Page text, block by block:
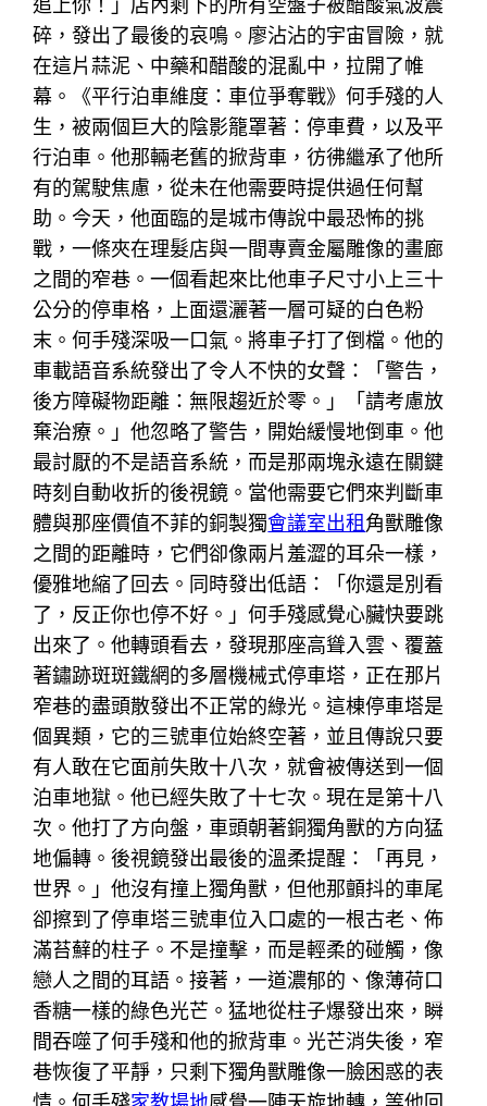
追上你！」店內剩下的所有空盤子被醋酸氣波震
碎，發出了最後的哀鳴。廖沾沾的宇宙冒險，就
在這片蒜泥、中藥和醋酸的混亂中，拉開了帷
幕。《平行泊車維度：車位爭奪戰》何手殘的人
生，被兩個巨大的陰影籠罩著：停車費，以及平
行泊車。他那輛老舊的掀背車，彷彿繼承了他所
有的駕駛焦慮，從未在他需要時提供過任何幫
助。今天，他面臨的是城市傳說中最恐怖的挑
戰，一條夾在理髮店與一間專賣金屬雕像的畫廊
之間的窄巷。一個看起來比他車子尺寸小上三十
公分的停車格，上面還灑著一層可疑的白色粉
末。何手殘深吸一口氣。將車子打了倒檔。他的
車載語音系統發出了令人不快的女聲：「警告，
後方障礙物距離：無限趨近於零。」「請考慮放
棄治療。」他忽略了警告，開始緩慢地倒車。他
最討厭的不是語音系統，而是那兩塊永遠在關鍵
時刻自動收折的後視鏡。當他需要它們來判斷車
體與那座價值不菲的銅製獨會議室出租角獸雕像
之間的距離時，它們卻像兩片羞澀的耳朵一樣，
優雅地縮了回去。同時發出低語：「你還是別看
了，反正你也停不好。」何手殘感覺心臟快要跳
出來了。他轉頭看去，發現那座高聳入雲、覆蓋
著鏽跡斑斑鐵網的多層機械式停車塔，正在那片
窄巷的盡頭散發出不正常的綠光。這棟停車塔是
個異類，它的三號車位始終空著，並且傳說只要
有人敢在它面前失敗十八次，就會被傳送到一個
泊車地獄。他已經失敗了十七次。現在是第十八
次。他打了方向盤，車頭朝著銅獨角獸的方向猛
地偏轉。後視鏡發出最後的溫柔提醒：「再見，
世界。」他沒有撞上獨角獸，但他那顫抖的車尾
卻擦到了停車塔三號車位入口處的一根古老、佈
滿苔蘚的柱子。不是撞擊，而是輕柔的碰觸，像
戀人之間的耳語。接著，一道濃郁的、像薄荷口
香糖一樣的綠色光芒。猛地從柱子爆發出來，瞬
間吞噬了何手殘和他的掀背車。光芒消失後，窄
巷恢復了平靜，只剩下獨角獸雕像一臉困惑的表